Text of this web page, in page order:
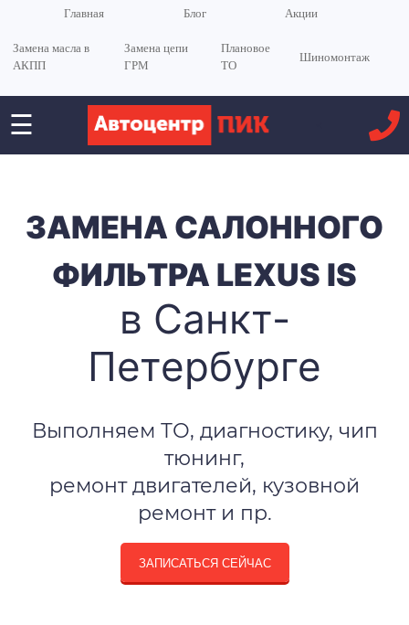
Главная Блог Акции
Замена масла в
АКПП
Замена цепи
ГРМ
Плановое
ТО
Шиномонтаж
☰
ЗАМЕНА САЛОННОГО
ФИЛЬТРА LEXUS IS
в Санкт-
Петербурге
Выполняем ТО, диагностику, чип
тюнинг,
ремонт двигателей, кузовной
ремонт и пр.
ЗАПИСАТЬСЯ СЕЙЧАС